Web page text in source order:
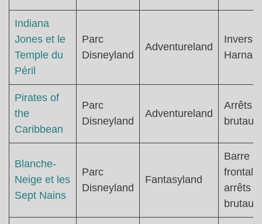
Indiana
Jones et le
Temple du
Péril
Parc
Disneyland
Adventureland
Harnais
Pirates of
the
Caribbean
Parc
Disneyland
Adventureland
Arrêts
brutaux
Blanche-
Neige et les
Sept Nains
Parc
Disneyland
Fantasyland
Barre
frontale
arrêts
brutaux